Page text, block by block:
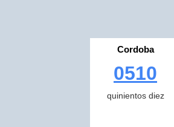
Cordoba
0510
quinientos diez